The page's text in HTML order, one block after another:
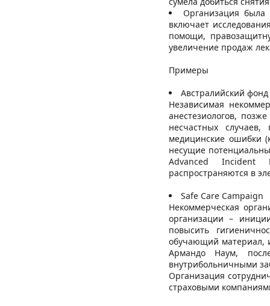
Организация
включает
помощи,
увеличение продаж
Примеры
Австралийский
Независимая
анестезиологов,
несчастных
медицинские ошибки
несущие
Advanced Incident
распространяются в
Safe Care Campaign
Некоммерческая
организации –
повысить
обучающий материал,
Армандо Наум,
внутрибольничными
Организация
страховыми